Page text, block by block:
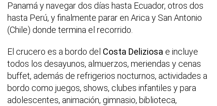
Panamá y navegar dos días hasta Ecuador, otros dos
hasta Perú, y finalmente parar en Arica y San Antonio
(Chile) donde termina el recorrido.
El crucero es a bordo del Costa Deliziosa e incluye
todos los desayunos, almuerzos, meriendas y cenas
buffet, además de refrigerios nocturnos, actividades a
bordo como juegos, shows, clubes infantiles y para
adolescentes, animación, gimnasio, biblioteca,